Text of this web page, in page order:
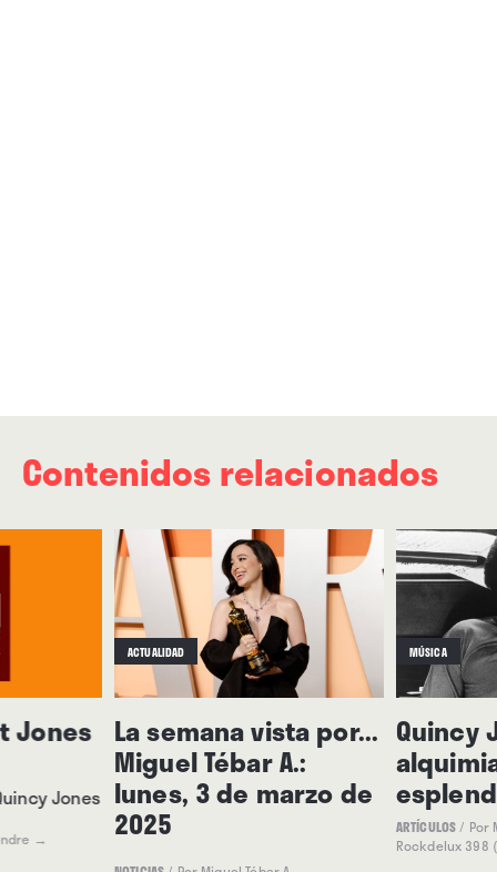
Contenidos relacionados
Jones
Jones
→
ACTUALIDAD
La semana vista por...
Miguel Tébar A.:
lunes, 3 de marzo de
2025
MÚSICA
Quincy
ARTÍCULOS/ Por
Rockdelux 398